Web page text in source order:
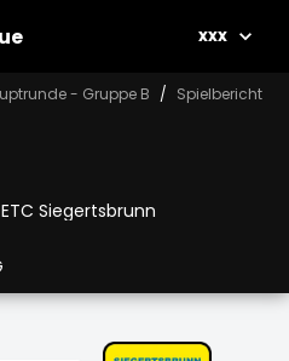
xxx
- Gruppe B Spielbericht
Siegertsbrunn